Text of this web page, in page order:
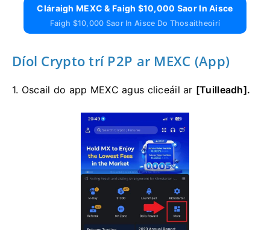
Cláraigh MEXC & Faigh $10,000 Saor In Aisce
Faigh $10,000 Saor In Aisce Do Thosaitheoirí
Díol Crypto trí P2P ar MEXC (App)
1. Oscail do app MEXC agus cliceáil ar [Tuilleadh].